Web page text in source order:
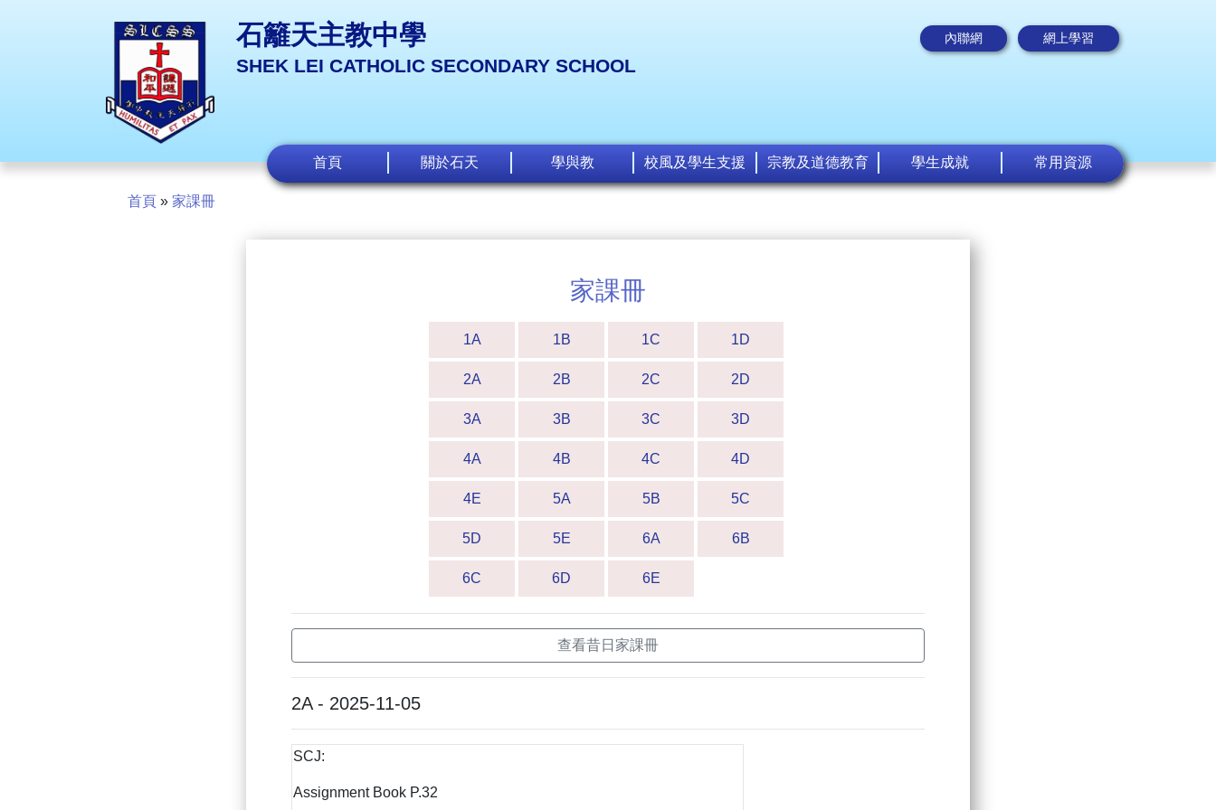
石籬天主教中學
SHEK LEI CATHOLIC SECONDARY SCHOOL
內聯網 網上學習
首頁 關於石天 學與教 校風及學生支援 宗教及道德教育 學生成就 常用資源
首頁 » 家課冊
家課冊
1A 1B 1C 1D
2A 2B 2C 2D
3A 3B 3C 3D
4A 4B 4C 4D
4E 5A 5B 5C
5D 5E 6A 6B
6C 6D 6E
查看昔日家課冊
2A - 2025-11-05
SCJ:
Assignment Book P.32